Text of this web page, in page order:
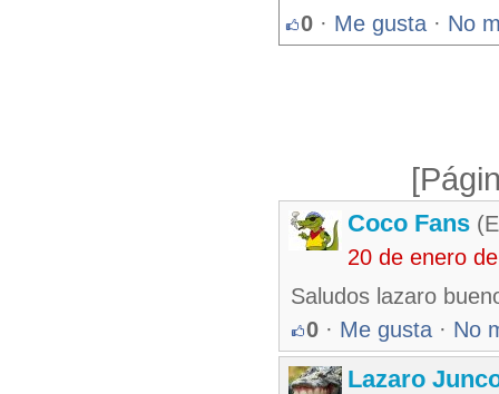
0 · Me gusta · No
Coco Fans
20 de enero
Saludos lazaro
0 · Me gusta · No
Lazaro